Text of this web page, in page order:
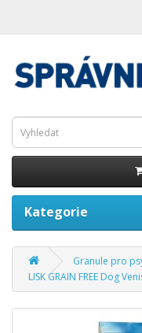
Kategorie
Granule pro
LISK GRAIN FREE Dog